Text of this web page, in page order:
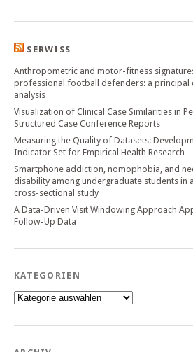
SERWISS
Anthropometric and motor-fitness
professional football defenders: a principal
analysis
Visualization of Clinical Case Similarities in
Structured Case Conference Reports
Measuring the Quality of Datasets:
Indicator Set for Empirical Health Research
Smartphone addiction, nomophobia, and
disability among undergraduate students in
cross-sectional study
A Data-Driven Visit Windowing Approach
Follow-Up Data
KATEGORIEN
Kategorien